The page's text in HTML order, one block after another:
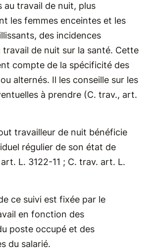
au travail de nuit, plus
les femmes enceintes et les
des incidences
de nuit sur la santé. Cette
compte de la spécificité des
alternés. Il les conseille sur les
à prendre (C. trav., art.
travailleur de nuit bénéficie
régulier de son état de
L. 3122-11 ; C. trav. art. L.
ce suivi est fixée par le
en fonction des
poste occupé et des
du salarié.